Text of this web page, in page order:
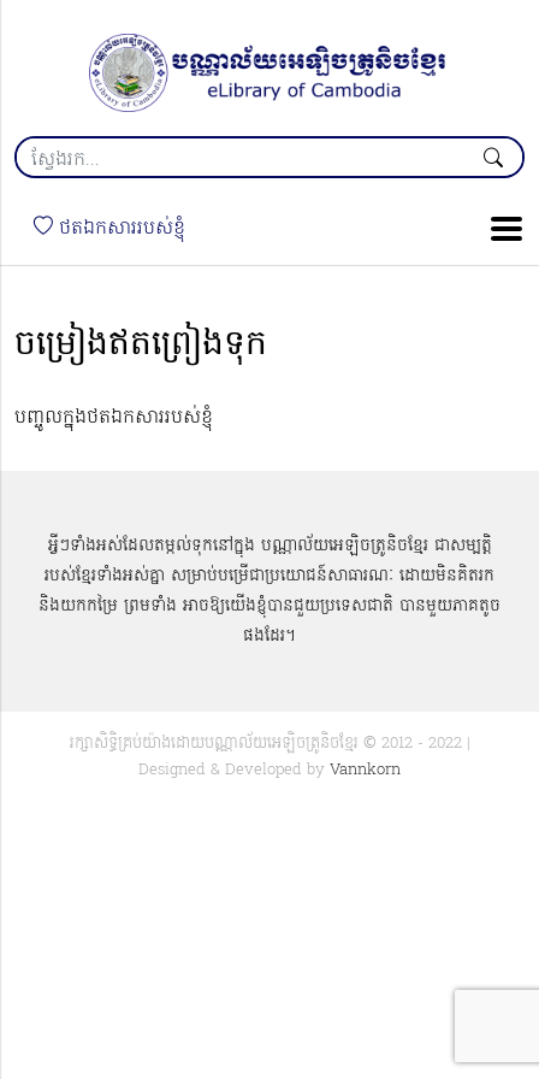
ថតឯកសាររបស់ខ្ញុំ
ចម្រៀងឥតព្រៀងទុក
បញ្ចូលក្នុងថតឯកសាររបស់ខ្ញុំ
អ្វីៗទាំងអស់ដែលតម្កល់ទុកនៅក្នុង បណ្ណាល័យអេឡិចត្រូនិចខ្មែរ ជាសម្បតិ្ត
របស់ខ្មែរទាំងអស់គ្នា សម្រាប់បម្រើជាប្រយោជន៍សាធារណៈ ដោយមិនគិតរក
និងយកកម្រៃ ព្រមទាំង អាចឱ្យយើងខ្ញុំបានជួយប្រទេសជាតិ បានមួយភាគតូច
ផងដែរ។
រក្សាសិទ្ធិគ្រប់យ៉ាងដោយបណ្ណាល័យអេឡិចត្រូនិចខ្មែរ © 2012 - 2022 |
Designed & Developed by Vannkorn